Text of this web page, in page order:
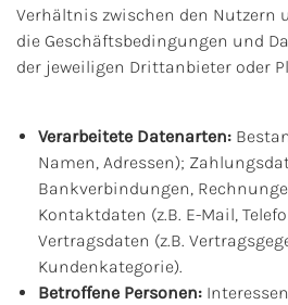
Verhältnis zwischen den Nutzern
die Geschäftsbedingungen und
der jeweiligen Drittanbieter oder
Verarbeitete Datenarten:
Namen, Adressen);
Bankverbindungen,
Kontaktdaten (z.B. E-Mail,
Vertragsdaten (z.B.
Kundenkategorie).
Betroffene Personen: